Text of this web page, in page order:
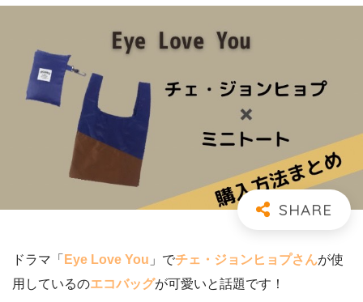
ドラマ「 Eye Love You 」でチェ・ジョンヒョプさんが使
用しているのエコバッグが可愛いと話題です！